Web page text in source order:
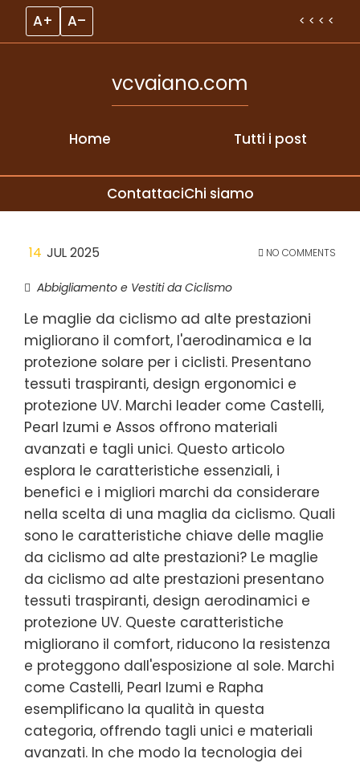
A+ A– < < < <
Home
vcvaiano.com
Tutti i post
ContattaciChi siamo
Skip to content
14 JUL 2025 NO COMMENTS
Abbigliamento e Vestiti da Ciclismo
Le maglie da ciclismo ad alte prestazioni
migliorano il comfort, l'aerodinamica e la
protezione solare per i ciclisti. Presentano
tessuti traspiranti, design ergonomici e
protezione UV. Marchi leader come Castelli,
Pearl Izumi e Assos offrono materiali
avanzati e tagli unici. Questo articolo
esplora le caratteristiche essenziali, i
benefici e i migliori marchi da considerare
nella scelta di una maglia da ciclismo. Quali
sono le caratteristiche chiave delle maglie
da ciclismo ad alte prestazioni? Le maglie
da ciclismo ad alte prestazioni presentano
tessuti traspiranti, design aerodinamici e
protezione UV. Queste caratteristiche
migliorano il comfort, riducono la resistenza
e proteggono dall'esposizione al sole. Marchi
come Castelli, Pearl Izumi e Rapha
esemplificano la qualità in questa
categoria, offrendo tagli unici e materiali
avanzati. In che modo la tecnologia dei